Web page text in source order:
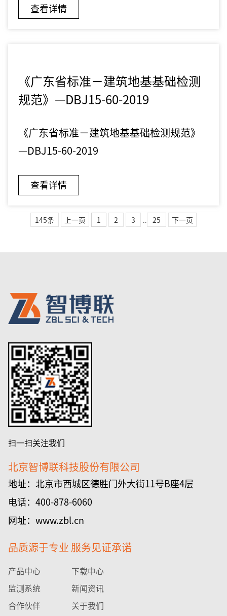
查看详情
《广东省标准－建筑地基基础检测
规范》—DBJ15-60-2019
《广东省标准－建筑地基基础检测规范》
—DBJ15-60-2019
查看详情
145条 上一页 1 2 3 .. 25 下一页
扫一扫关注我们
北京智博联科技股份有限公司
地址：北京市西城区德胜门外大街11号B座4层
电话：400-878-6060
网址：www.zbl.cn
品质源于专业 服务见证承诺
产品中心 下载中心
监测系统 新闻资讯
合作伙伴 关于我们